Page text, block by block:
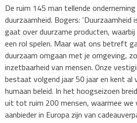
De ruim 145 man tellende
duurzaamheid. Bogers: ‘Duurzaamheid
gaat over duurzame producten,
een rol spelen. Maar wat ons betreft
duurzaam omgaan met je omgeving,
inzetbaarheid van mensen. Onze
bestaat volgend jaar 50 jaar en kent al
humaan beleid. In het hoogseizoen
uit tot ruim 200 mensen, waarmee
aanbieder in Europa zijn van